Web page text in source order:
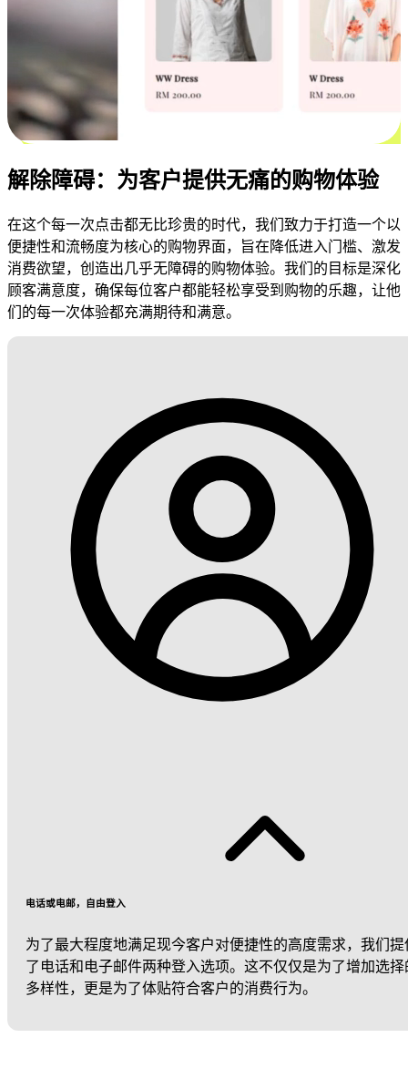
解除障碍：为客户提供无痛的购物体验
在这个每一次点击都无比珍贵的时代，我们致力于打造一个以
便捷性和流畅度为核心的购物界面，旨在降低进入门槛、激发
消费欲望，创造出几乎无障碍的购物体验。我们的目标是深化
顾客满意度，确保每位客户都能轻松享受到购物的乐趣，让他
们的每一次体验都充满期待和满意。
电话或电邮，自由登入
为了最大程度地满足现今客户对便捷性的高度需求，我们提
了电话和电子邮件两种登入选项。这不仅仅是为了增加选择
多样性，更是为了体贴符合客户的消费行为。